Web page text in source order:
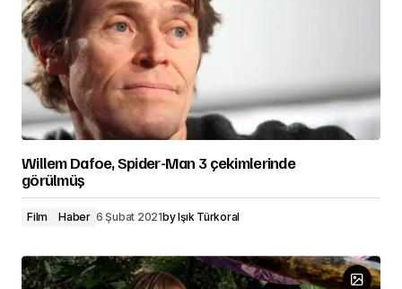
Willem Dafoe, Spider-Man 3 çekimlerinde
görülmüş
Film Haber 6 Şubat 2021byIşık Türkoral